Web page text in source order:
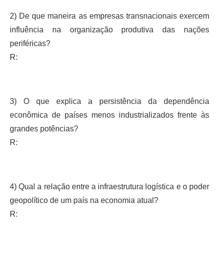
2) De que maneira as empresas transnacionais exercem
influência na organização produtiva das nações
periféricas?
R:
3) O que explica a persistência da dependência
econômica de países menos industrializados frente às
grandes potências?
R:
4) Qual a relação entre a infraestrutura logística e o poder
geopolítico de um país na economia atual?
R: